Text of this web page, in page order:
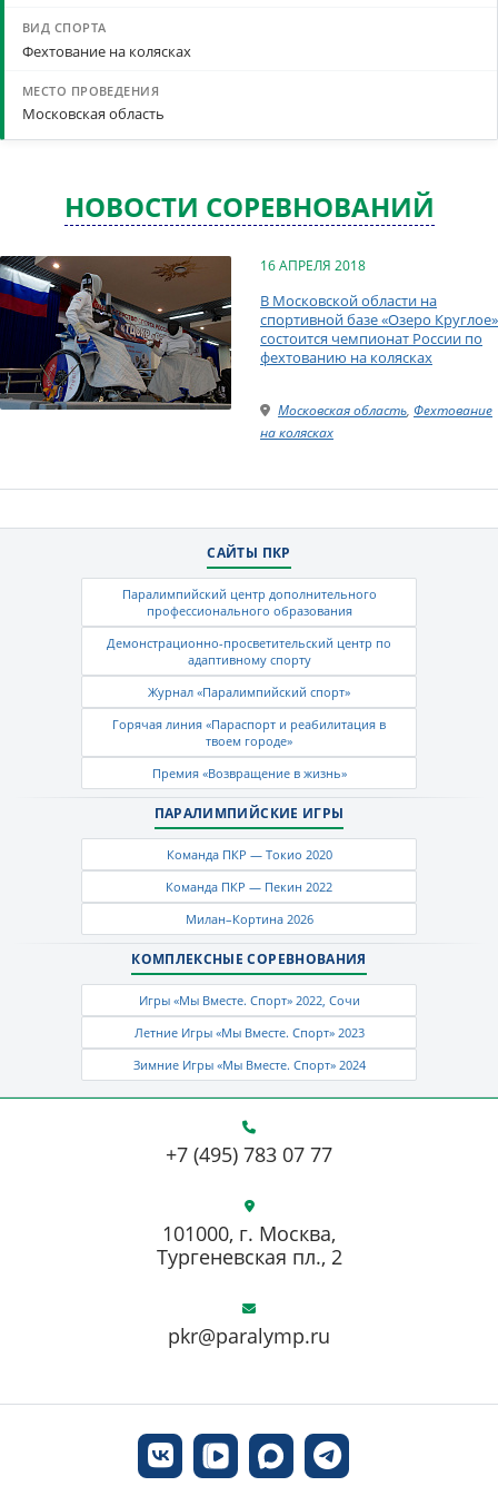
Фехтование на колясках
Московская область
НОВОСТИ СОРЕВНОВАНИЙ
16 АПРЕЛЯ 2018
В Московской области на
спортивной базе «Озеро Круглое»
состоится чемпионат России по
фехтованию на колясках
Московская область, Фехтование
на колясках
САЙТЫ ПКР
Паралимпийский центр дополнительного
профессионального образования
Демонстрационно-просветительский центр по
адаптивному спорту
Журнал «Паралимпийский спорт»
Горячая линия «Параспорт и реабилитация в
твоем городе»
Премия «Возвращение в жизнь»
ПАРАЛИМПИЙСКИЕ ИГРЫ
Команда ПКР — Токио 2020
Команда ПКР — Пекин 2022
Милан–Кортина 2026
КОМПЛЕКСНЫЕ СОРЕВНОВАНИЯ
Игры «Мы Вместе. Спорт» 2022, Сочи
Летние Игры «Мы Вместе. Спорт» 2023
Зимние Игры «Мы Вместе. Спорт» 2024
+7 (495) 783 07 77
pkr@paralymp.ru
101000, г. Москва,
Тургеневская пл., 2